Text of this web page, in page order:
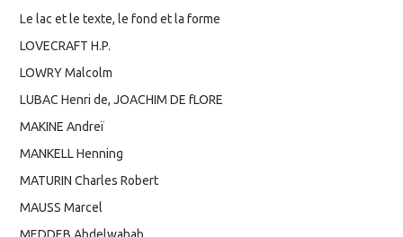
Le lac et le texte, le fond et la forme
LOVECRAFT H.P.
LOWRY Malcolm
LUBAC Henri de, JOACHIM DE fLORE
MAKINE Andreï
MANKELL Henning
MATURIN Charles Robert
MAUSS Marcel
MEDDEB Abdelwahab